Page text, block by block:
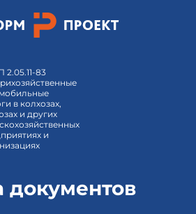
2.05.11-83
в колхозах,
и других
и
документов